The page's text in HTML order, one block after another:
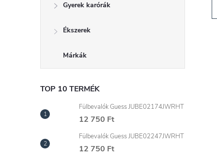
e
l
Gyerek karórák
Ékszerek
Márkák
TOP 10 TERMÉK
Fülbevalók Guess JUBE02174JWRHT
12 750 Ft
Fülbevalók Guess JUBE02247JWRHT
12 750 Ft